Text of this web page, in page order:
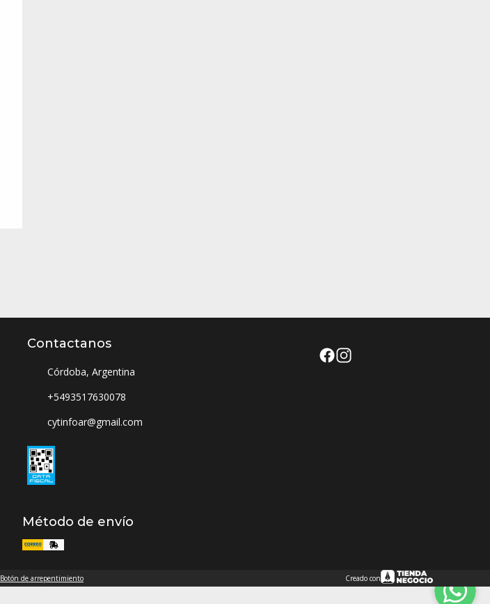
Contactanos
Córdoba, Argentina
+5493517630078
cytinfoar@gmail.com
Método de envío
Botón de arrepentimiento Creado con